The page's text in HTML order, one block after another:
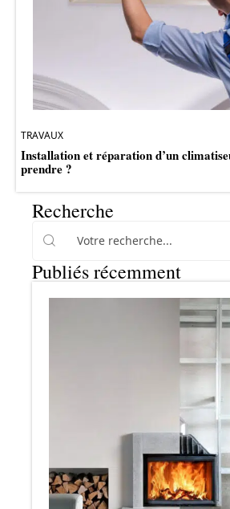
TRAVAUX
Installation et réparation d’un
prendre ?
Recherche
Publiés récemment